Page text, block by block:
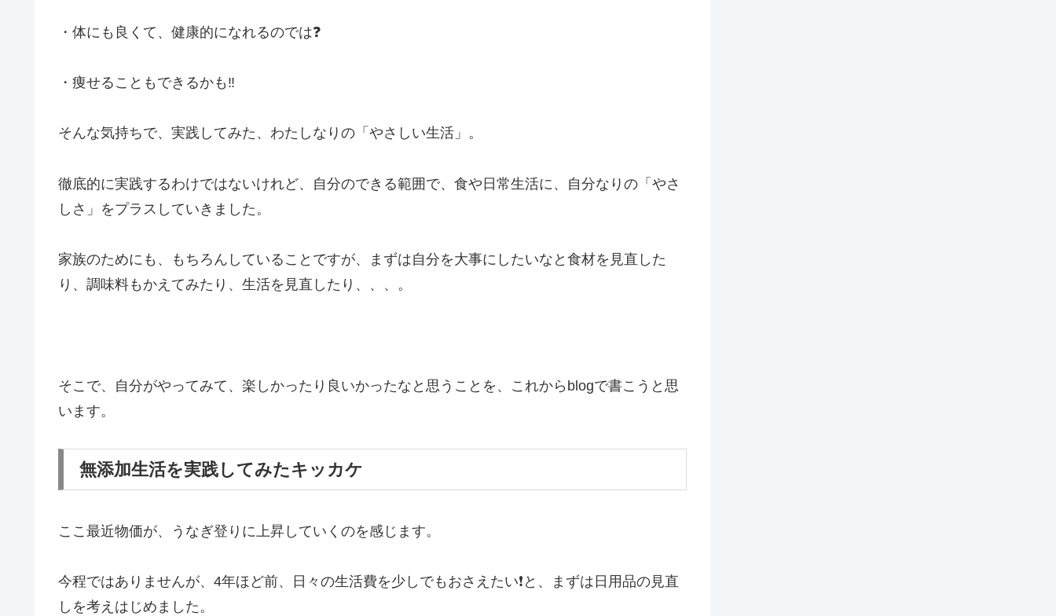
・体にも良くて、健康的になれるのでは❓
・痩せることもできるかも‼️
そんな気持ちで、実践してみた、わたしなりの「やさしい生活」。
徹底的に実践するわけではないけれど、自分のできる範囲で、食や日常生活に、自分なりの「やさ
しさ」をプラスしていきました。
家族のためにも、もちろんしていることですが、まずは自分を大事にしたいなと食材を見直した
り、調味料もかえてみたり、生活を見直したり、、、。
そこで、自分がやってみて、楽しかったり良いかったなと思うことを、これからblogで書こうと思
います。
無添加生活を実践してみたキッカケ
ここ最近物価が、うなぎ登りに上昇していくのを感じます。
今程ではありませんが、4年ほど前、日々の生活費を少しでもおさえたい❗と、まずは日用品の見直
しを考えはじめました。